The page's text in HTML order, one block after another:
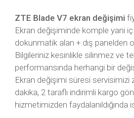
ZTE Blade V7 ekran değişimi
Ekran değişiminde komple yani
dokunmatik alan + dış panelden
Bilgileriniz kesinlikle silinmez ve
performansında herhangi bir
Ekran değişimi süresi servisimizi
dakika, 2 taraflı indirimli kargo
hizmetimizden faydalanıldığında